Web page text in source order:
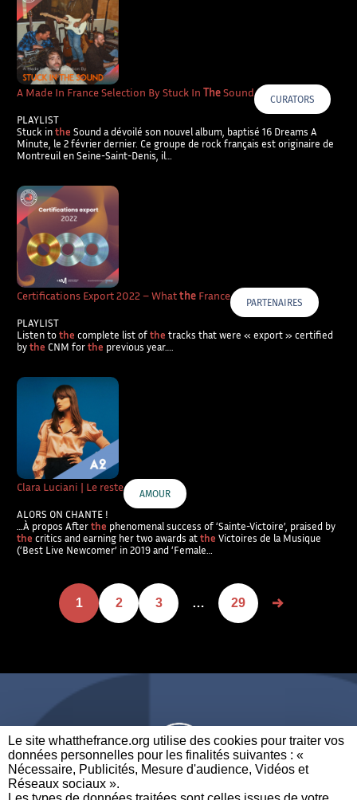
Le site whatthefrance.org utilise des cookies pour traiter vos
données personnelles pour les finalités suivantes : «
Nécessaire, Publicités, Mesure d'audience, Vidéos et
Réseaux sociaux ». ​
A Made In France Selection By Stuck InTheSound CURATORS
PLAYLIST
Stuck inthe Sound a dévoilé son nouvel album, baptisé 16 Dreams A
Minute, le 2 février dernier. Ce groupe de rock français est originaire de
Montreuil en Seine-Saint-Denis, il…
Certifications Export 2022 – Whatthe France PARTENAIRES
PLAYLIST
Listen tothe complete list ofthe tracks that were « export » certified
bythe CNM forthe previous year….
Clara Luciani | Le reste AMOUR
ALORS ON CHANTE !
…À propos Afterthe phenomenal success of ‘Sainte-Victoire’, praised by
the critics and earning her two awards atthe Victoires de la Musique
(‘Best Live Newcomer’ in 2019 and ‘Female…
1 2 3 … 29
A BRAND OF